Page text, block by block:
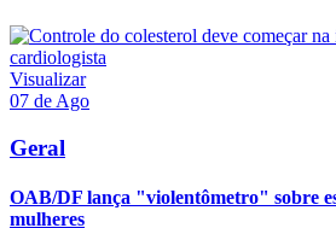
Visualizar
07 de Ago
Geral
OAB/DF lança "violentômetro" sobre
mulheres